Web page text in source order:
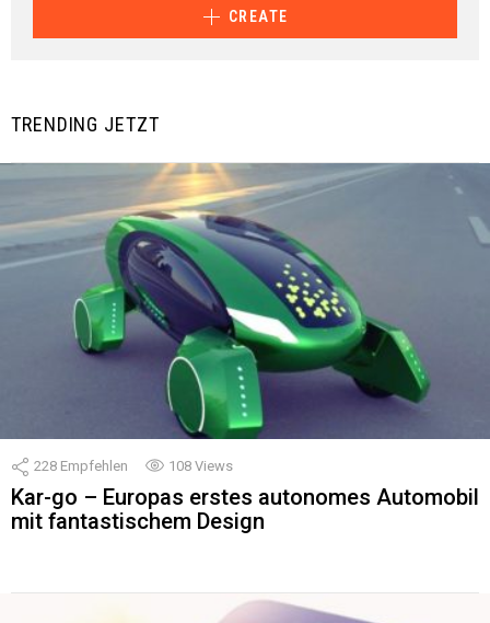
CREATE
TRENDING JETZT
228 Empfehlen 108 Views
Kar-go – Europas erstes autonomes Automobil
mit fantastischem Design